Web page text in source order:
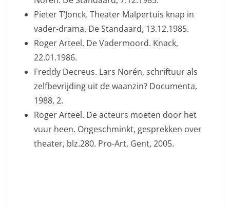
Pieter T’Jonck. Theater Malpertuis knap in
vader-drama. De Standaard, 13.12.1985.
Roger Arteel. De Vadermoord. Knack,
22.01.1986.
Freddy Decreus. Lars Norén, schriftuur als
zelfbevrijding uit de waanzin? Documenta,
1988, 2.
Roger Arteel. De acteurs moeten door het
vuur heen. Ongeschminkt, gesprekken over
theater, blz.280. Pro-Art, Gent, 2005.